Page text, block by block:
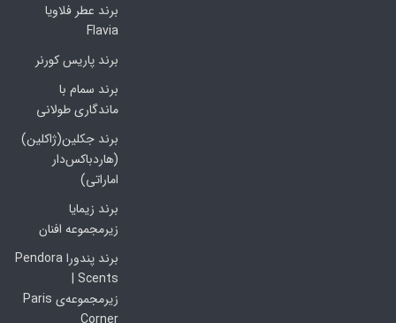
برند عطر فلاویا
Flavia
برند پاریس کورنر
برند سمام با
ماندگاری طولانی
برند جکلین(ژاکلین)
(هاردباکس‌دار
اماراتی)
برند زیمایا
زیرمجموعه افنان
برند پندورا Pendora
Scents |
زیرمجموعه‌ی Paris